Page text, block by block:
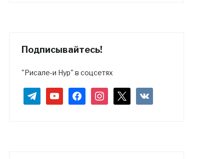
Подписывайтесь!
"Рисале-и Нур" в соцсетях
telegramyoutubefacebookinstagram vkontakte